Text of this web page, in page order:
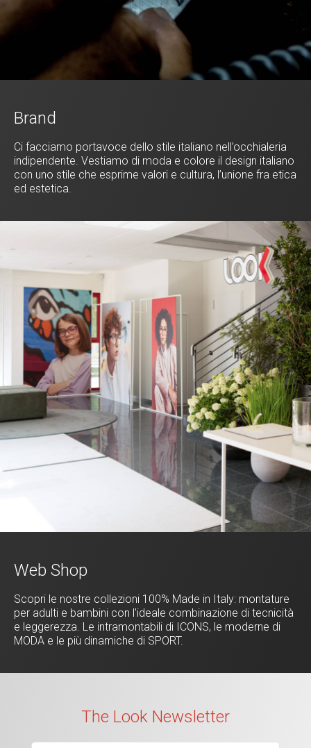
Brand
Ci facciamo portavoce dello stile italiano nell’occhialeria
indipendente. Vestiamo di moda e colore il design italiano
con uno stile che esprime valori e cultura, l’unione fra etica
ed estetica.
Web Shop
Scopri le nostre collezioni 100% Made in Italy: montature
per adulti e bambini con l'ideale combinazione di tecnicità
e leggerezza. Le intramontabili di ICONS, le moderne di
MODA e le più dinamiche di SPORT.
The Look Newsletter